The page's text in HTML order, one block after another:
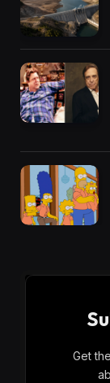
Get